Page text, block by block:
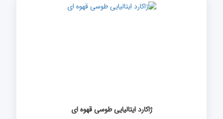
ژاکارد ایتالیایی طوسی قهوه ای